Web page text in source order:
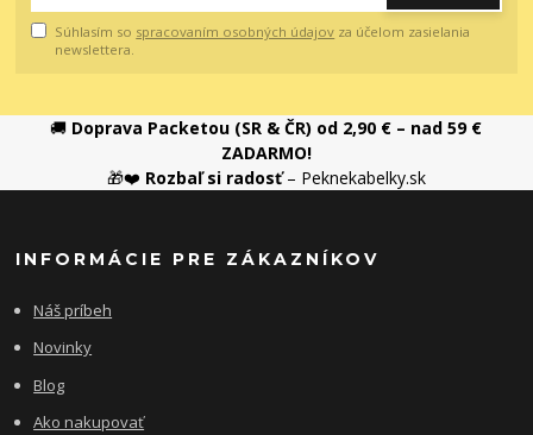
Súhlasím so spracovaním osobných údajov za účelom zasielania
newslettera.
🚚 Doprava Packetou (SR & ČR) od 2,90 € – nad 59 €
ZADARMO!
🎁❤️ Rozbaľ si radosť– Peknekabelky.sk
INFORMÁCIE PRE ZÁKAZNÍKOV
Náš príbeh
Novinky
Blog
Ako nakupovať